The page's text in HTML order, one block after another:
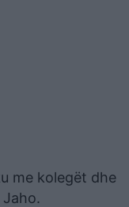
me kolegët dhe